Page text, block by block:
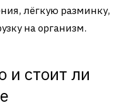
лёгкую разминку,
на организм.
и стоит ли